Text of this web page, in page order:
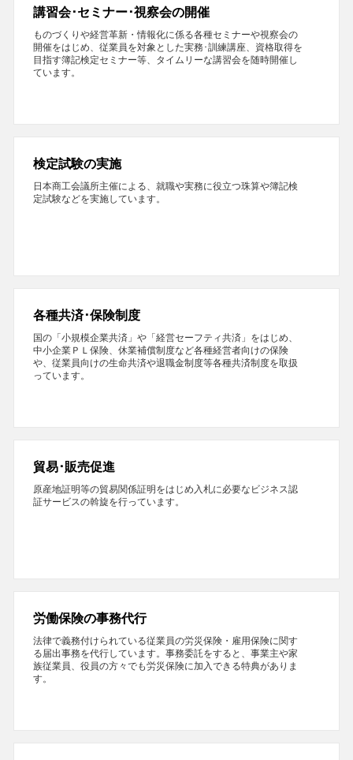
講習会･セミナー･視察会の開催
ものづくりや経営革新・情報化に係る各種セミナーや視察会の
開催をはじめ、従業員を対象とした実務･訓練講座、資格取得を
目指す簿記検定セミナー等、タイムリーな講習会を随時開催し
ています。
検定試験の実施
日本商工会議所主催による、就職や実務に役立つ珠算や簿記検
定試験などを実施しています。
各種共済･保険制度
国の「小規模企業共済」や「経営セーフティ共済」をはじめ、
中小企業ＰＬ保険、休業補償制度など各種経営者向けの保険
や、従業員向けの生命共済や退職金制度等各種共済制度を取扱
っています。
貿易･販売促進
原産地証明等の貿易関係証明をはじめ入札に必要なビジネス認
証サービスの斡旋を行っています。
労働保険の事務代行
法律で義務付けられている従業員の労災保険・雇用保険に関す
る届出事務を代行しています。事務委託をすると、事業主や家
族従業員、役員の方々でも労災保険に加入できる特典がありま
す。